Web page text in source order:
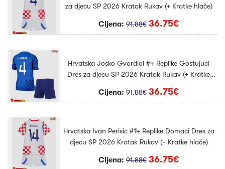
za djecu SP 2026 Kratak Rukav (+ Kratke hlače)
Cijena:91.88€ 36.75€
Hrvatska Josko Gvardiol #4 Replike Gostujuci
Dres za djecu SP 2026 Kratak Rukav (+ Kratke
Cijena:91.88€ 36.75€
Hrvatska Ivan Perisic #14 Replike Domaci Dres za
djecu SP 2026 Kratak Rukav (+ Kratke hlače)
Cijena:91.88€ 36.75€